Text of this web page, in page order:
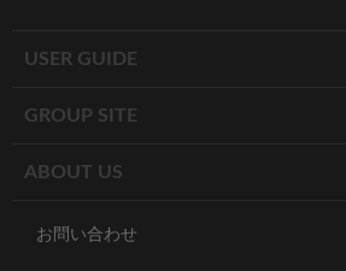
USER GUIDE
GROUP SITE
ABOUT US
お問い合わせ